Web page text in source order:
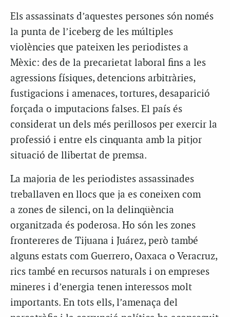
Els assassinats d’aquestes persones són només
la punta de l’iceberg de les múltiples
violències que pateixen les periodistes a
Mèxic: des de la precarietat laboral fins a les
agressions físiques, detencions arbitràries,
fustigacions i amenaces, tortures, desaparició
forçada o imputacions falses. El país és
considerat un dels més perillosos per exercir la
professió i entre els cinquanta amb la pitjor
situació de llibertat de premsa.
La majoria de les periodistes assassinades
treballaven en llocs que ja es coneixen com
a zones de silenci, on la delinqüència
organitzada és poderosa. Ho són les zones
frontereres de Tijuana i Juárez, però també
alguns estats com Guerrero, Oaxaca o Veracruz,
rics també en recursos naturals i on empreses
mineres i d’energia tenen interessos molt
importants. En tots ells, l’amenaça del